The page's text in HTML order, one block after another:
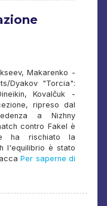
Makarenko -
Dyakov "Torcia":
Kovalčuk -
ripreso dal
a Nizhny
contro Fakel è
ha rischiato la
l'equilibrio è stato
Per saperne di